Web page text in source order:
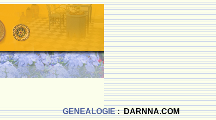
GENEALOGIE: DARNNA.COM